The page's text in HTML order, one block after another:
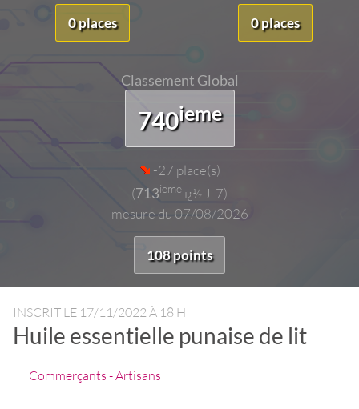
0 places
0 places
Classement Global
740ieme
-27 place(s)
(713iemeï¿½ J-7)
mesure du 07/08/2026
108 points
INSCRIT LE 17/11/2022 À 18 H
Huile essentielle punaise de lit
Commerçants - Artisans